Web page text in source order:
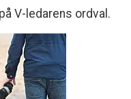
V-ledarens ordval.